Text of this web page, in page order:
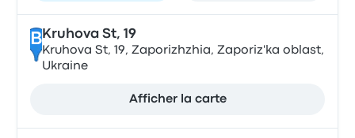
B Kruhova St, 19
Kruhova St, 19, Zaporizhzhia, Zaporiz'ka oblast,
Ukraine
Afficher la carte